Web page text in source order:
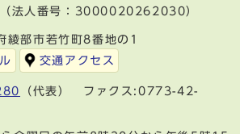
（法人番号：3000020262030）
部市若竹町8番地の1
交通アクセス
（代表） ファクス:0773-42-